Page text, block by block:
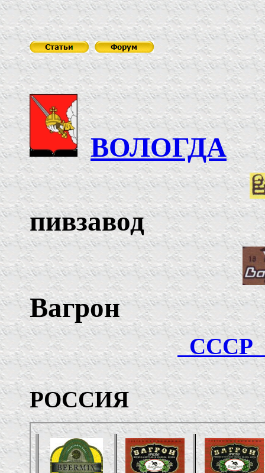
ВОЛОГДА
пивзавод
Вагрон
СССР
РОССИЯ